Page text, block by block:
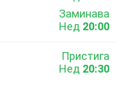
Заминава
Нед 20:00
Пристига
Нед 20:30